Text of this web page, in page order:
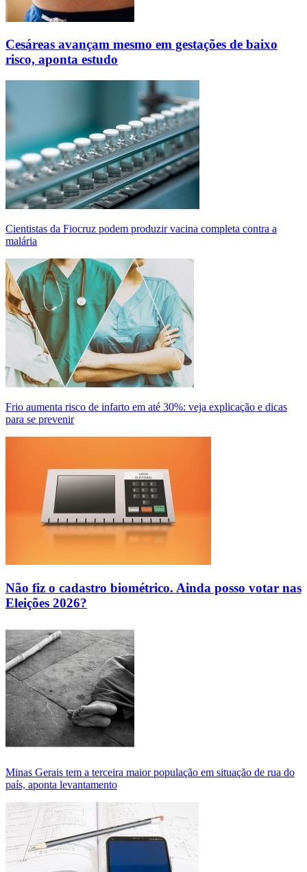
Cesáreas avançam mesmo em gestações de baixo
risco, aponta estudo
Cientistas da Fiocruz podem produzir vacina completa contra a
malária
Frio aumenta risco de infarto em até 30%: veja explicação e dicas
para se prevenir
Não fiz o cadastro biométrico. Ainda posso votar nas
Eleições 2026?
Minas Gerais tem a terceira maior população em situação de rua do
país, aponta levantamento